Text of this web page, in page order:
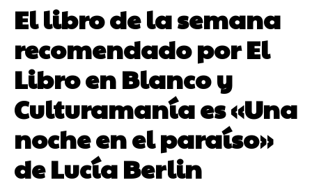
El libro de la semana
recomendado por El
Libro en Blanco y
Culturamanía es «Una
noche en el paraíso»
de Lucía Berlin